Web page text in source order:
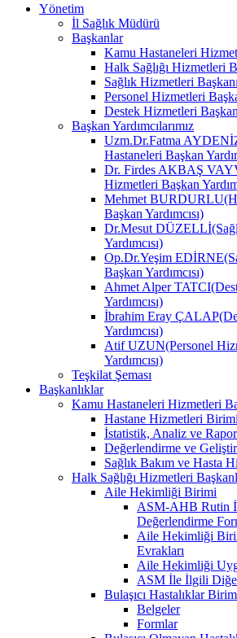
Yönetim
İl Sağlık Müdürü
Başkanlar
Kamu Hastaneleri
Halk Sağlığı Hizmetleri
Sağlık Hizmetleri Başkanı
Personel Hizmetleri
Destek Hizmetleri
Başkan Yardımcılarımız
Uzm.Dr.Fatma
Hastaneleri Başkan
Dr. Firdes AKBAŞ
Hizmetleri Başkan
Mehmet
Başkan Yardımcısı)
Dr.Mesut
Yardımcısı)
Op.Dr.Yeşim
Başkan Yardımcısı)
Ahmet Alper
Yardımcısı)
İbrahim Eray
Yardımcısı)
Atif UZUN(Personel
Yardımcısı)
Teşkilat Şeması
Başkanlıklar
Kamu Hastaneleri Hizmetleri
Hastane Hizmetleri Birimi
İstatistik, Analiz ve
Değerlendirme ve
Sağlık Bakım ve Hasta
Halk Sağlığı Hizmetleri
Aile Hekimliği Birimi
ASM-AHB Rutin
Değerlendirme
Aile Hekimliği
Evrakları
Aile Hekimliği
ASM İle İlgili
Bulaşıcı Hastalıklar
Belgeler
Formlar